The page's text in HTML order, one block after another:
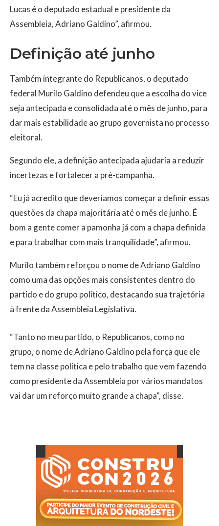
Lucas é o deputado estadual e presidente da
Assembleia, Adriano Galdino”, afirmou.
Definição até junho
Também integrante do Republicanos, o deputado
federal Murilo Galdino defendeu que a escolha do vice
seja antecipada e consolidada até o mês de junho, para
dar mais estabilidade ao grupo governista no processo
eleitoral.
Segundo ele, a definição antecipada ajudaria a reduzir
incertezas e fortalecer a pré-campanha.
“Eu já acredito que deveriamos começar a definir essas
questões da chapa majoritária até o mês de junho. É
bom a gente comer a pamonha já com a chapa definida
e para trabalhar com mais tranquilidade”, afirmou.
Murilo também reforçou o nome de Adriano Galdino
como uma das opções mais consistentes dentro do
partido e do grupo político, destacando sua trajetória
à frente da Assembleia Legislativa.
“Tanto no meu partido, o Republicanos, como no
grupo, o nome de Adriano Galdino pela força que ele
tem na classe política e pelo trabalho que vem fazendo
como presidente da Assembleia por vários mandatos
vai dar um reforço muito grande a chapa”, disse.